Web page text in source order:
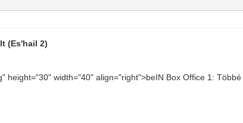
(Es'hail 2)
height="30" width="40" align="right">beIN Box Office 1: